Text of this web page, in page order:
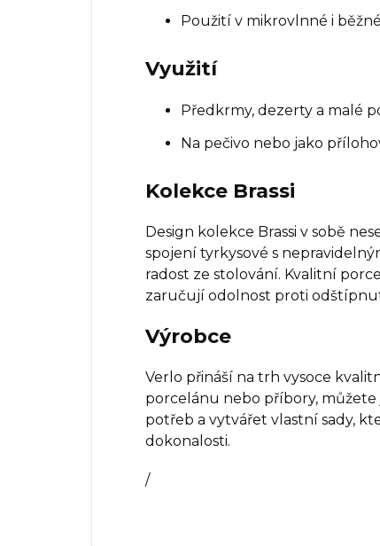
Použití v mikrovlnné i
Využití
Předkrmy, dezerty a malé
Na pečivo nebo jako
Kolekce Brassi
Design kolekce Brassi v sobě
spojení tyrkysové s
radost ze stolování. Kvalitní
zaručují odolnost proti
Výrobce
Verlo přináší na trh vysoce
porcelánu nebo příbory,
potřeb a vytvářet vlastní sady,
dokonalosti.
/